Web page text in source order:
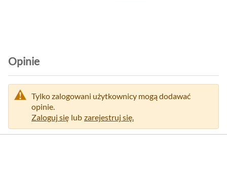
Opinie
Tylko zalogowani użytkownicy mogą dodawać
opinie.
Zaloguj się lub zarejestruj się.